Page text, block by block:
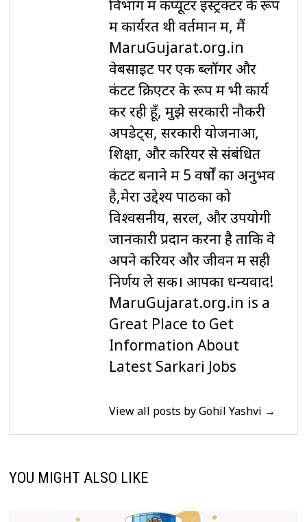
विभाग में कंप्यूटर इंस्ट्रक्टर के रूप
में कार्यरत थी वर्तमान में, मैं
MaruGujarat.org.in
वेबसाइट पर एक ब्लॉगर और
कंटेंट क्रिएटर के रूप में भी कार्य
कर रही हूँ, मुझे सरकारी नौकरी
अपडेट्स, सरकारी योजनाओं,
शिक्षा, और करियर से संबंधित
कंटेंट बनाने में 5 वर्षों का अनुभव
है,मेरा उद्देश्य पाठकों को
विश्वसनीय, सरल, और उपयोगी
जानकारी प्रदान करना है ताकि वे
अपने करियर और जीवन में सही
निर्णय ले सकें। आपका धन्यवाद!
MaruGujarat.org.in is a
Great Place to Get
Information About
Latest Sarkari Jobs
View all posts by Gohil Yashvi →
YOU MIGHT ALSO LIKE